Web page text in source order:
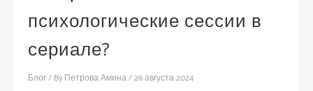
психологические сессии в
сериале?
Блог/ By Петрова Амина/26 августа 2024